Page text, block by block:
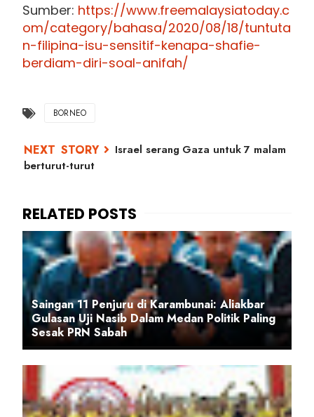
Sumber: https://www.freemalaysiatoday.c
om/category/bahasa/2020/08/18/tuntuta
n-filipina-isu-sensitif-kenapa-shafie-
berdiam-diri-soal-anifah/
BORNEO
Israel serang Gaza untuk 7 malam
berturut-turut
Saingan 11 Penjuru di Karambunai: Aliakbar
Gulasan Uji Nasib Dalam Medan Politik Paling
Sesak PRN Sabah